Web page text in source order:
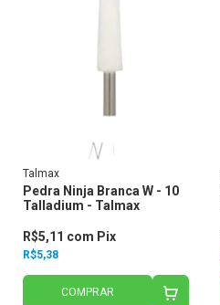
Talmax
Pedra Ninja Branca W - 10
Talladium - Talmax
R$5,38
R$5,11 com Pix
COMPRAR